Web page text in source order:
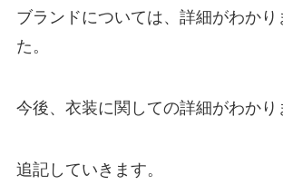
ブランドについては、詳細がわかり
た。
今後、衣装に関しての詳細がわかり
追記していきます。